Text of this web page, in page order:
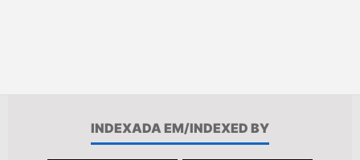
INDEXADA EM/INDEXED BY